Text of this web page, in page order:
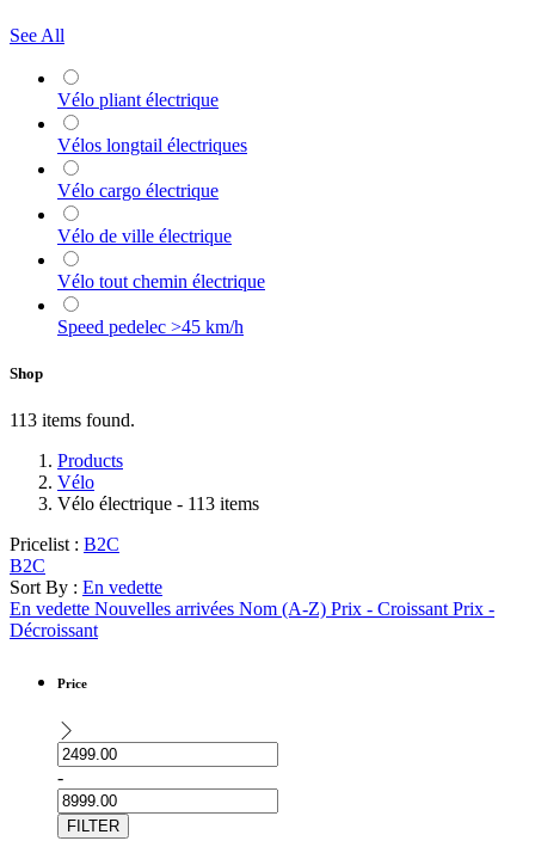
See All
Vélo pliant électrique
Vélos longtail électriques
Vélo cargo électrique
Vélo de ville électrique
Vélo tout chemin électrique
Speed pedelec >45 km/h
Shop
113 items found.
Products
Vélo
Vélo électrique - 113 items
Pricelist : B2C
B2C
Sort By : En vedette
En vedette Nouvelles arrivées Nom (A-Z) Prix - Croissant Prix -
Décroissant
Price
-
FILTER